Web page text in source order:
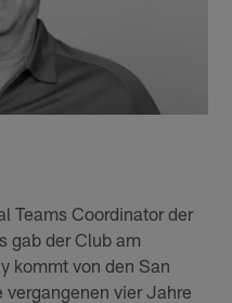
Teams Coordinator der
gab der Club am
kommt von den San
vier Jahre